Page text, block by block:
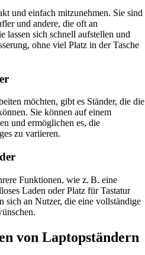
und einfach mitzunehmen. Sie sind
und andere, die oft an
lassen sich schnell aufstellen und
ohne viel Platz in der Tasche
möchten, gibt es Ständer, die die
Sie können auf einem
und ermöglichen es, die
zu variieren.
Funktionen, wie z. B. eine
Laden oder Platz für Tastatur
sich an Nutzer, die eine vollständige
von Laptopständern